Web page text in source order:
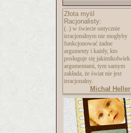
Złota myśl
Racjonalisty:
(..) w świecie ontycznie
irracjonalnym nie mogłyby
funkcjonować żadne
argumenty i każdy, kto
posługuje się jakimikolwiek
argumentami, tym samym
zakłada, że świat nie jest
irracjonalny.
Michał Heller